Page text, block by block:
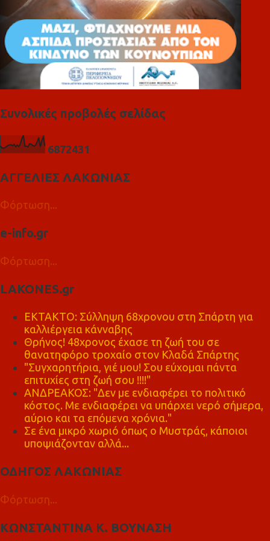
Συνολικές προβολές σελίδας
6872431
ΑΓΓΕΛΙΕΣ ΛΑΚΩΝΙΑΣ
Φόρτωση...
e-info.gr
Φόρτωση...
LAKONES.gr
ΕΚΤΑΚΤΟ: Σύλληψη 68χρονου στη Σπάρτη για
καλλιέργεια κάνναβης
Θρήνος! 48χρονος έχασε τη ζωή του σε
θανατηφόρο τροχαίο στον Κλαδά Σπάρτης
"Συγχαρητήρια, γιέ μου! Σου εύχομαι πάντα
επιτυχίες στη ζωή σου !!!!"
ΑΝΔΡΕΑΚΟΣ: "Δεν με ενδιαφέρει το πολιτικό
κόστος. Με ενδιαφέρει να υπάρχει νερό σήμερα,
αύριο και τα επόμενα χρόνια."
Σε ένα μικρό χωριό όπως ο Μυστράς, κάποιοι
υποψιάζονταν αλλά...
ΟΔΗΓΟΣ ΛΑΚΩΝΙΑΣ
Φόρτωση...
ΚΩΝΣΤΑΝΤΙΝΑ Κ. ΒΟΥΝΑΣΗ